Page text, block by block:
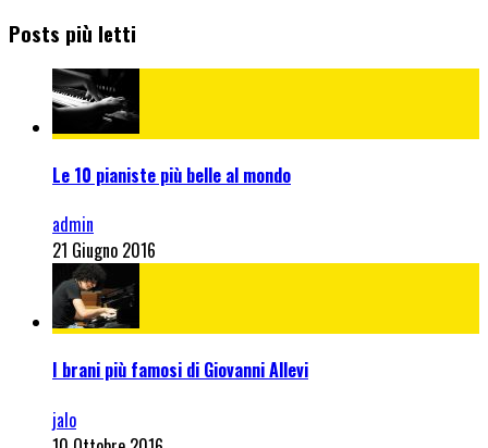
Posts più letti
Le 10 pianiste più belle al mondo
admin
21 Giugno 2016
I brani più famosi di Giovanni Allevi
jalo